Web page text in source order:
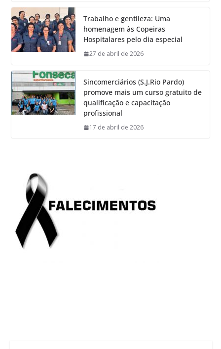
Trabalho e gentileza: Uma
homenagem às Copeiras
Hospitalares pelo dia especial
27 de abril de 2026
Sincomerciários (S.J.Rio Pardo)
promove mais um curso gratuito de
qualificação e capacitação
profissional
17 de abril de 2026